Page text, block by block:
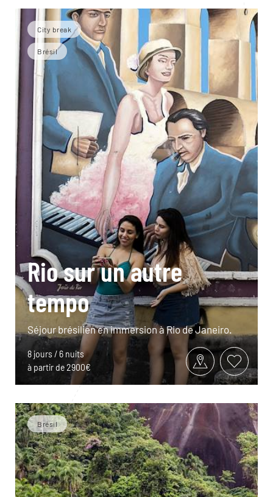
City break
Brésil
Rio sur un autre
tempo
Séjour brésilien en immersion à Rio de Janeiro.
8 jours / 6 nuits
à partir de 2900€
Brésil